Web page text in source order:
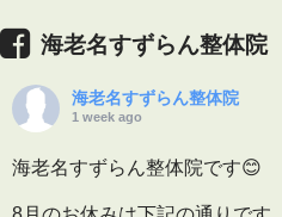
海老名すずらん整体院
海老名すずらん整体院
1 week ago
海老名すずらん整体院です😊